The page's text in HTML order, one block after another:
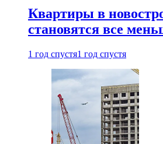
Квартиры в
становятся все
1 год спустя1 год спустя